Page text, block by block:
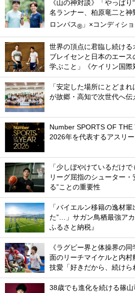
《山の神対談》「やっぱ
名ランナー、柏原竜二と神
ロンパス® 」×コンディシ
世界の頂点に君臨し続け
ブレイセンと日本のエー
学ぶこと」《ケイリン国際
「安定した場所にとどま
が故郷・高知で次世代へ伝
Number SPORTS OF THE
2026年を代表するアスリ
「少しぼやけているだけ
リーグ屈指のシューター・
る”ことの重要性
「バイエルン移籍の逸材
た”…」サガン鳥栖最強ア
ふるさと納税』
《ラグビー界と体操界の
面のリーチマイケルと内
技愛「好きだから、続けら
38歳でも進化を続ける篠